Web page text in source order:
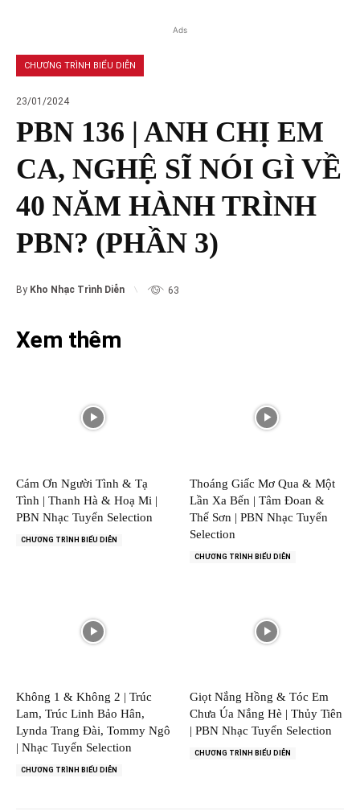
Ads
CHƯƠNG TRÌNH BIỂU DIỄN
23/01/2024
PBN 136 | ANH CHỊ EM
CA, NGHỆ SĨ NÓI GÌ VỀ
40 NĂM HÀNH TRÌNH
PBN? (PHẦN 3)
By Kho Nhạc Trình Diễn 63
Xem thêm
Cám Ơn Người Tình & Tạ
Tình | Thanh Hà & Hoạ Mi |
PBN Nhạc Tuyển Selection
CHƯƠNG TRÌNH BIỂU DIỄN
Thoáng Giấc Mơ Qua & Một
Lần Xa Bến | Tâm Đoan &
Thế Sơn | PBN Nhạc Tuyển
Selection
CHƯƠNG TRÌNH BIỂU DIỄN
Không 1 & Không 2 | Trúc
Lam, Trúc Linh Bảo Hân,
Lynda Trang Đài, Tommy Ngô
| Nhạc Tuyển Selection
CHƯƠNG TRÌNH BIỂU DIỄN
Giọt Nắng Hồng & Tóc Em
Chưa Úa Nắng Hè | Thủy Tiên
| PBN Nhạc Tuyển Selection
CHƯƠNG TRÌNH BIỂU DIỄN